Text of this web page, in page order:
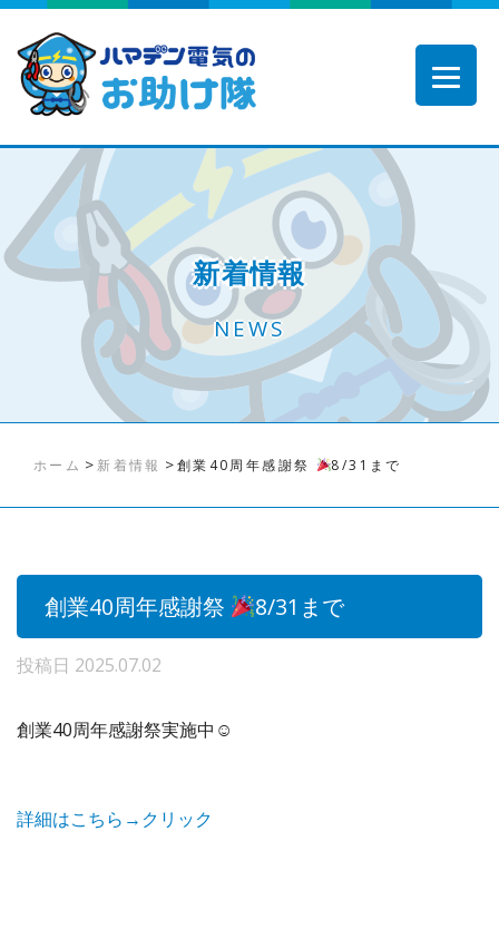
新着情報
NEWS
ホーム > 新着情報 >創業40周年感謝祭 8/31まで
創業40周年感謝祭 8/31まで
投稿日 2025.07.02
創業40周年感謝祭実施中☺
詳細はこちら→クリック